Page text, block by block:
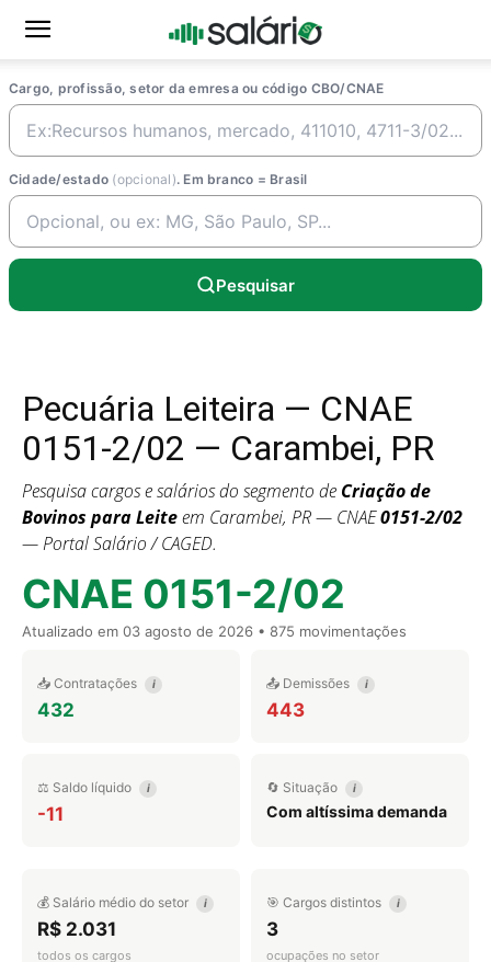
Cargo, profissão, setor da emresa ou código CBO/CNAE
Cidade/estado (opcional). Em branco = Brasil
Pesquisar
Pecuária Leiteira — CNAE
0151-2/02 — Carambei, PR
Pesquisa cargos e salários do segmento de Criação de
Bovinos para Leiteem Carambei, PR — CNAE0151-2/02
— Portal Salário / CAGED.
CNAE 0151-2/02
Atualizado em 03 agosto de 2026 • 875 movimentações
📥 Contratações i
432
📤 Demissões i
443
⚖️ Saldo líquido i
-11
🔄 Situação i
Com altíssima demanda
💰 Salário médio do setor i
R$ 2.031
todos os cargos
🎯 Cargos distintos i
3
ocupações no setor